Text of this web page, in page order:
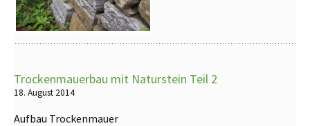
Trockenmauerbau mit Naturstein Teil 2
18. August 2014
Aufbau Trockenmauer